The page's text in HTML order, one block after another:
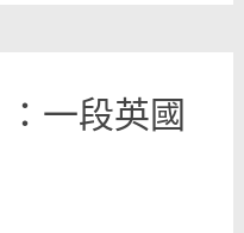
一段英國